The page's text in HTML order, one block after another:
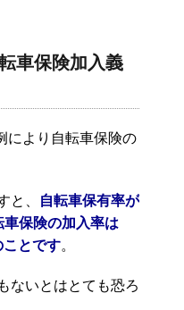
車保険加入義
により自転車保険の
と、
自転車保有率が
保険の加入率は
ことです。
ないとはとても恐ろ